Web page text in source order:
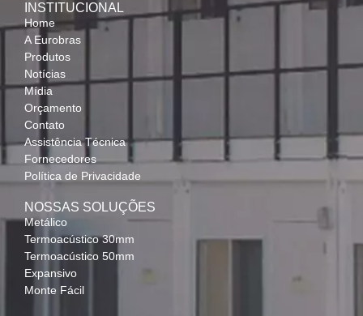
INSTITUCIONAL
Home
A Eurobras
Produtos
Notícias
Mídia
Orçamento
Contato
Assistência Técnica
Fornecedores
Política de Privacidade
NOSSAS SOLUÇÕES
Metálico
Termoacústico 30mm
Termoacústico 50mm
Expansivo
Monte Fácil